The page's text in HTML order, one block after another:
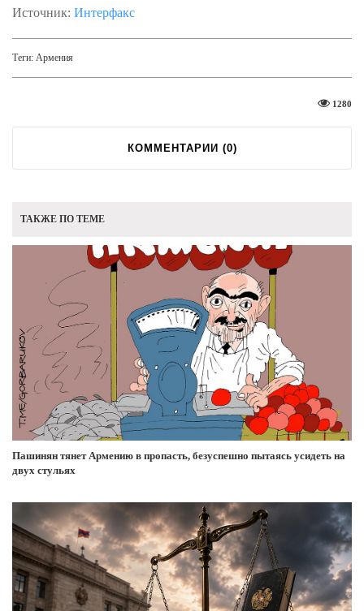
Источник: Интерфакс
Теги: Армения
1280
КОММЕНТАРИИ (0)
ТАКЖЕ ПО ТЕМЕ
Пашинян тянет Армению в пропасть, безуспешно пытаясь усидеть на
двух стульях